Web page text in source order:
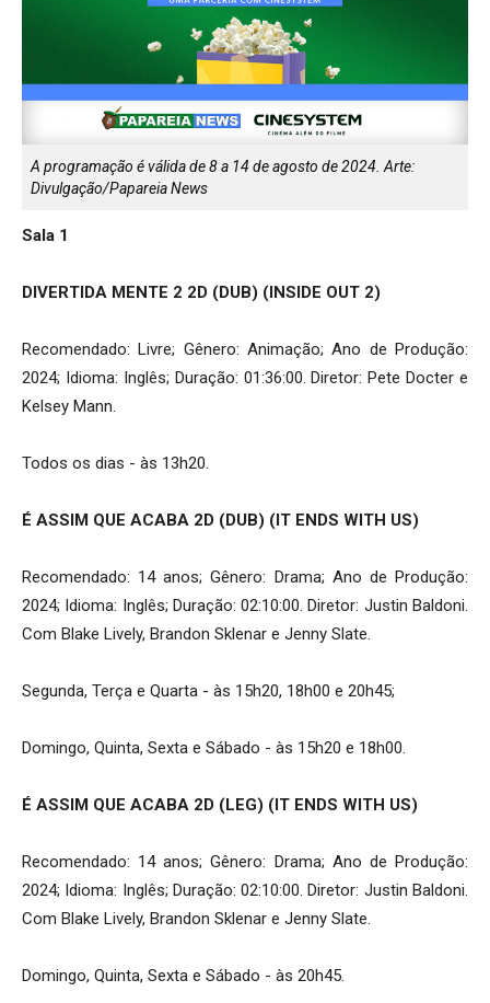
A programação é válida de 8 a 14 de agosto de 2024. Arte:
Divulgação/Papareia News
Sala 1
DIVERTIDA MENTE 2 2D (DUB) (INSIDE OUT 2)
Recomendado: Livre; Gênero: Animação; Ano de Produção:
2024; Idioma: Inglês; Duração: 01:36:00. Diretor: Pete Docter e
Kelsey Mann.
Todos os dias - às 13h20.
É ASSIM QUE ACABA 2D (DUB) (IT ENDS WITH US)
Recomendado: 14 anos; Gênero: Drama; Ano de Produção:
2024; Idioma: Inglês; Duração: 02:10:00. Diretor: Justin Baldoni.
Com Blake Lively, Brandon Sklenar e Jenny Slate.
Segunda, Terça e Quarta - às 15h20, 18h00 e 20h45;
Domingo, Quinta, Sexta e Sábado - às 15h20 e 18h00.
É ASSIM QUE ACABA 2D (LEG) (IT ENDS WITH US)
Recomendado: 14 anos; Gênero: Drama; Ano de Produção:
2024; Idioma: Inglês; Duração: 02:10:00. Diretor: Justin Baldoni.
Com Blake Lively, Brandon Sklenar e Jenny Slate.
Domingo, Quinta, Sexta e Sábado - às 20h45.